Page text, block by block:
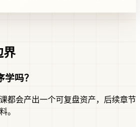
界
吗？
都会产出一个可复盘资产，后续章节
。